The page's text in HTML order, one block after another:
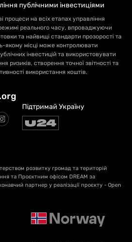
публічними інвестиціями
процеси на всіх етапах управління
реального часу, впроваджуючи
та найвищі стандарти прозорості та
якому місці може контролювати
інвестицій та використовувати
ризиків, створення точної звітності та
використання коштів.
Підтримай Україну
розвитку громад та територій
та Проєктним офісом DREAM за
партнер у реалізації проєкту - Open